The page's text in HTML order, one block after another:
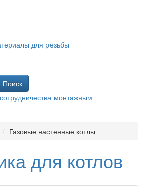
для резьбы
Поиск
Газовые настенные котлы
для котлов